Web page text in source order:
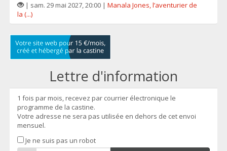
| sam. 29 mai 2027, 20:00 | Manala Jones, l’aventurier de
la (...)
Lettre d'information
1 fois par mois, recevez par courrier électronique le
programme de la castine.
Votre adresse ne sera pas utilisée en dehors de cet envoi
mensuel.
Je ne suis pas un robot